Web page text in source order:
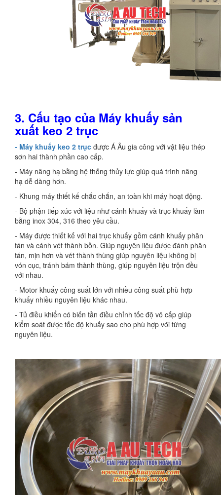
3. Cấu tạo của Máy khuấy sản
xuất keo 2 trục
- Máy khuấy keo 2 trục được Á Âu gia công với vật liệu thép
sơn hai thành phần cao cấp.
- Máy nâng hạ bằng hệ thống thủy lực giúp quá trình nâng
hạ dễ dàng hơn.
- Khung máy thiết kế chắc chắn, an toàn khi máy hoạt động.
- Bộ phận tiếp xúc với liệu như cánh khuấy và trục khuấy làm
bằng inox 304, 316 theo yêu cầu.
- Máy được thiết kế với hai trục khuấy gồm cánh khuấy phân
tán và cánh vét thành bồn. Giúp nguyên liệu được đánh phân
tán, mịn hơn và vét thành thùng giúp nguyên liệu không bị
vón cục, tránh bám thành thùng, giúp nguyên liệu trộn đều
với nhau.
- Motor khuấy công suất lớn với nhiều công suất phù hợp
khuấy nhiều nguyên liệu khác nhau.
- Tủ điều khiển có biến tần điều chỉnh tốc độ vô cấp giúp
kiểm soát được tốc độ khuấy sao cho phù hợp với từng
nguyên liệu.